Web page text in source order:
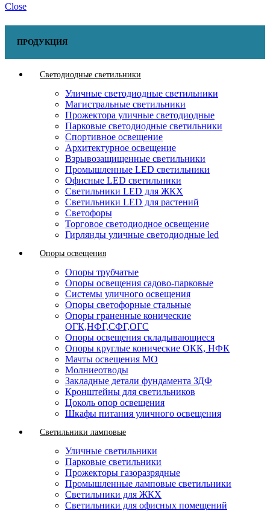
Close
ПРОДУКЦИЯ
Светодиодные светильники
Уличные светодиодные светильники
Магистральные светильники
Прожектора уличные светодиодные
Парковые светодиодные светильники
Спортивное освещение
Архитектурное освещение
Взрывозащищенные светильники
Промышленные LED светильники
Офисные LED светильники
Cветильники LED для ЖКХ
Светильники LED для растений
Светофоры
Торговое светодиодное освещение
Гирлянды уличные светодиодные led
Опоры освещения
Опоры трубчатые
Опоры освещения садово-парковые
Системы уличного освещения
Опоры светофорные стальные
Опоры граненные конические
ОГК,НФГ,СФГ,ОГС
Опоры освещения складывающиеся
Опоры круглые конические ОКК, НФК
Мачты освещения МО
Молниеотводы
Закладные детали фундамента ЗДФ
Кронштейны для светильников
Цоколь опор освещения
Шкафы питания уличного освещения
Светильники ламповые
Уличные светильники
Парковые светильники
Прожекторы газоразрядные
Промышленные ламповые светильники
Светильники для ЖКХ
Светильники для офисных помещений